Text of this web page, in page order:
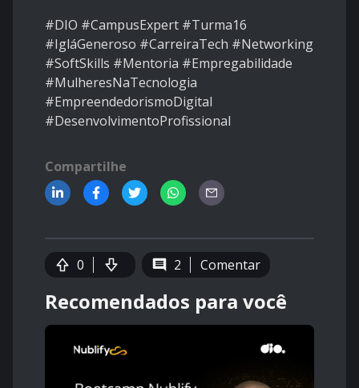
#DIO #CampusExpert #Turma16
#IgláGeneroso #CarreiraTech #Networking
#SoftSkills #Mentoria #Empregabilidade
#MulheresNaTecnologia
#EmpreendedorismoDigital
#DesenvolvimentoProfissional
Compartilhe
0 2 Comentar
Recomendados para você